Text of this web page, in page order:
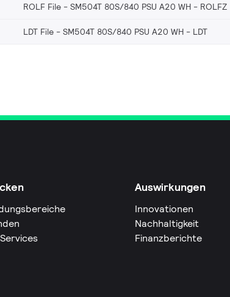
ROLF File - SM504T 80S/840 PSU A20 WH ROLFZ
LDT File - SM504T 80S/840 PSU A20 WH LDT
Auswirkungen
Innovationen
Nachhaltigkeit
Finanzberichte